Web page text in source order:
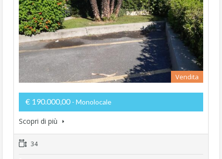
Vendita
€ 190.000,00 - Monolocale
Scopri di più
34